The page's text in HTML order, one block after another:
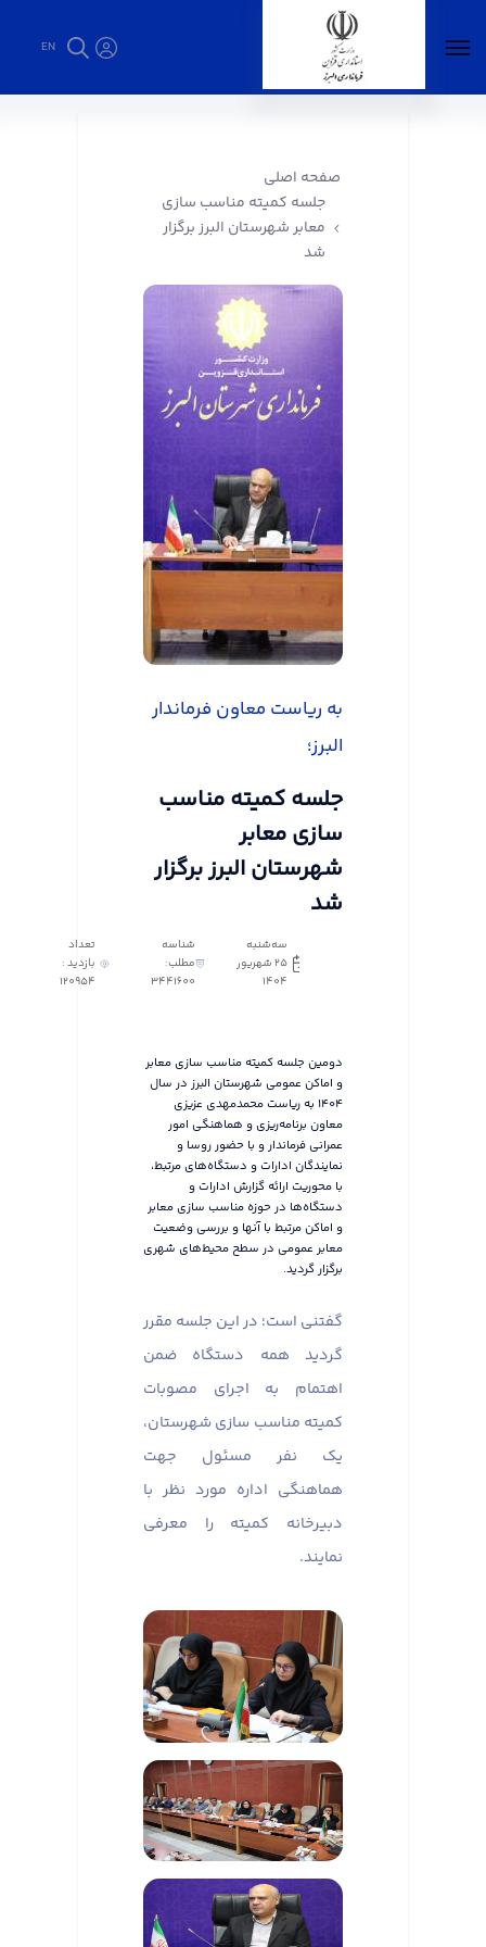
EN
صفحه اصلی
جلسه کمیته مناسب سازی
معابر شهرستان البرز برگزار
شد
به ریاست معاون فرماندار
البرز؛
جلسه کمیته مناسب
سازی معابر
شهرستان البرز برگزار
شد
سه‌شنبه
25 شهریور
1404
شناسه
مطلب:
3441600
تعداد
بازدید :
120954
دومین جلسه کمیته مناسب سازی معابر
و اماکن عمومی شهرستان البرز در سال
۱۴۰۴ به ریاست محمدمهدی عزیزی
معاون برنامه‌ریزی و هماهنگی امور
عمرانی فرماندار و با حضور روسا و
نمایندگان ادارات و دستگاه‌های مرتبط،
با محوریت ارائه گزارش ادارات و
دستگاه‌ها در حوزه مناسب سازی معابر
و اماکن مرتبط با آنها و بررسی وضعیت
معابر عمومی در سطح محیط‌های شهری
برگزار گردید.
گفتنی است؛ در این جلسه مقرر
گردید همه دستگاه ضمن
اهتمام به اجرای مصوبات
کمیته مناسب سازی شهرستان،
یک نفر مسئول جهت
هماهنگی اداره مورد نظر با
دبیرخانه کمیته را معرفی
نمایند.